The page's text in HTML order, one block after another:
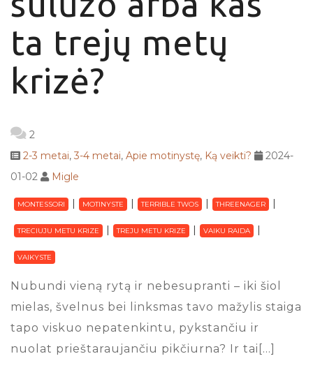
ta trejų metų
krizė?
2
2-3 metai, 3-4 metai, Apie motinystę, Ką veikti?
2024-
01-02
Migle
MONTESSORI MOTINYSTE TERRIBLE TWOS THREENAGER
TRECIUJU METU KRIZE TREJU METU KRIZE VAIKU RAIDA
VAIKYSTE
Nubundi vieną rytą ir nebesupranti – iki šiol
mielas, švelnus bei linksmas tavo mažylis staiga
tapo viskuo nepatenkintu, pykstančiu ir
nuolat prieštaraujančiu pikčiurna? Ir tai[…]